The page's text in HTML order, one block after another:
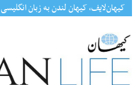
کیهان‌لایف، کیهان لندن به زبان انگلیسی